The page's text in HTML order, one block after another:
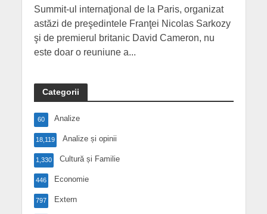
Summit-ul internaţional de la Paris, organizat
astăzi de preşedintele Franţei Nicolas Sarkozy
şi de premierul britanic David Cameron, nu
este doar o reuniune a...
Categorii
Analize
60
Analize și opinii
18,119
Cultură și Familie
1,330
Economie
446
Extern
797